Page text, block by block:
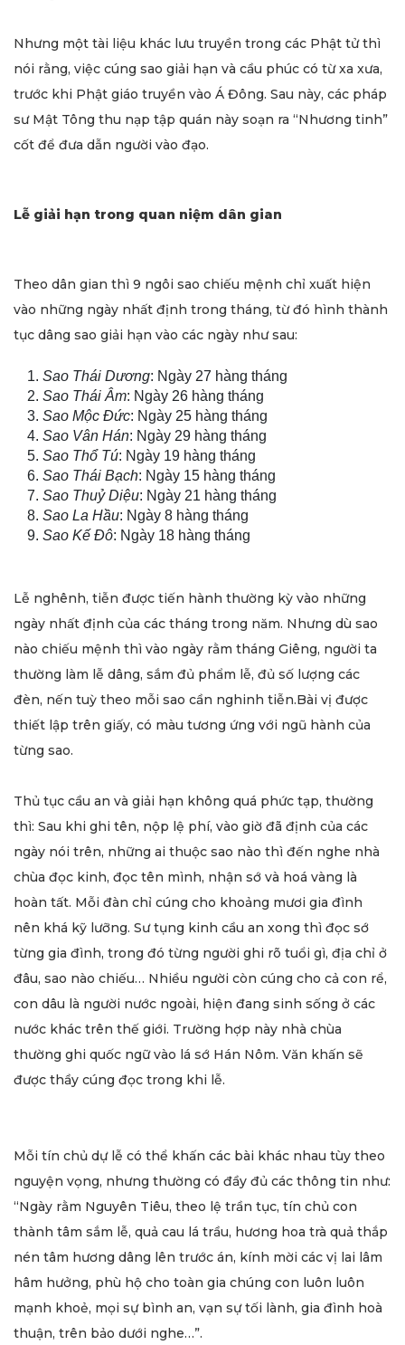
Nhưng một tài liệu khác lưu truyền trong các Phật tử thì
nói rằng, việc cúng sao giải hạn và cầu phúc có từ xa xưa,
trước khi Phật giáo truyền vào Á Đông. Sau này, các pháp
sư Mật Tông thu nạp tập quán này soạn ra “Nhương tinh”
cốt để đưa dẫn người vào đạo.
Lễ giải hạn trong quan niệm dân gian
Theo dân gian thì 9 ngôi sao chiếu mệnh chỉ xuất hiện
vào những ngày nhất định trong tháng, từ đó hình thành
tục dâng sao giải hạn vào các ngày như sau:
Sao Thái Dương: Ngày 27 hàng tháng
Sao Thái Âm: Ngày 26 hàng tháng
Sao Mộc Đức: Ngày 25 hàng tháng
Sao Vân Hán: Ngày 29 hàng tháng
Sao Thổ Tú: Ngày 19 hàng tháng
Sao Thái Bạch: Ngày 15 hàng tháng
Sao Thuỷ Diệu: Ngày 21 hàng tháng
Sao La Hầu: Ngày 8 hàng tháng
Sao Kế Đô: Ngày 18 hàng tháng
Lễ nghênh, tiễn được tiến hành thường kỳ vào những
ngày nhất định của các tháng trong năm. Nhưng dù sao
nào chiếu mệnh thì vào ngày rằm tháng Giêng, người ta
thường làm lễ dâng, sắm đủ phẩm lễ, đủ số lượng các
đèn, nến tuỳ theo mỗi sao cần nghinh tiễn.Bài vị được
thiết lập trên giấy, có màu tương ứng với ngũ hành của
từng sao.
Thủ tục cầu an và giải hạn không quá phức tạp, thường
thì: Sau khi ghi tên, nộp lệ phí, vào giờ đã định của các
ngày nói trên, những ai thuộc sao nào thì đến nghe nhà
chùa đọc kinh, đọc tên mình, nhận sớ và hoá vàng là
hoàn tất. Mỗi đàn chỉ cúng cho khoảng mươi gia đình
nên khá kỹ lưỡng. Sư tụng kinh cầu an xong thì đọc sớ
từng gia đình, trong đó từng người ghi rõ tuổi gì, địa chỉ ở
đâu, sao nào chiếu… Nhiều người còn cúng cho cả con rể,
con dâu là người nước ngoài, hiện đang sinh sống ở các
nước khác trên thế giới. Trường hợp này nhà chùa
thường ghi quốc ngữ vào lá sớ Hán Nôm. Văn khấn sẽ
được thầy cúng đọc trong khi lễ.
Mỗi tín chủ dự lễ có thể khấn các bài khác nhau tùy theo
nguyện vọng, nhưng thường có đầy đủ các thông tin như:
“Ngày rằm Nguyên Tiêu, theo lệ trần tục, tín chủ con
thành tâm sắm lễ, quả cau lá trầu, hương hoa trà quả thắp
nén tâm hương dâng lên trước án, kính mời các vị lai lâm
hâm hưởng, phù hộ cho toàn gia chúng con luôn luôn
mạnh khoẻ, mọi sự bình an, vạn sự tối lành, gia đình hoà
thuận, trên bảo dưới nghe…”.